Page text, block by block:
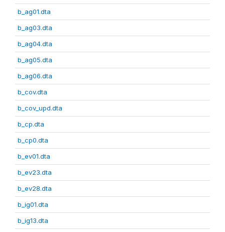
b_ag01.dta
b_ag03.dta
b_ag04.dta
b_ag05.dta
b_ag06.dta
b_cov.dta
b_cov_upd.dta
b_cp.dta
b_cp0.dta
b_ev01.dta
b_ev23.dta
b_ev28.dta
b_ig01.dta
b_ig13.dta